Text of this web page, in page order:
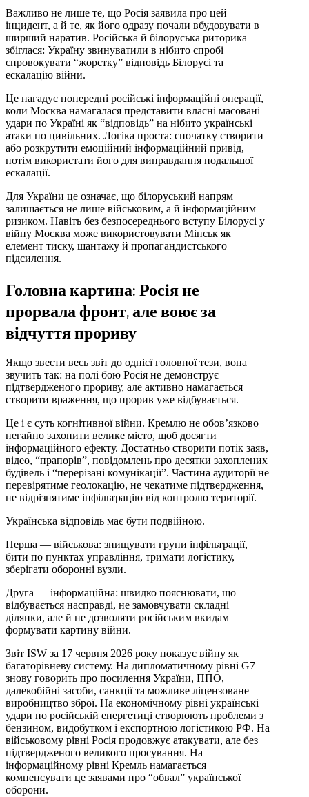
Важливо не лише те, що Росія заявила про цей
інцидент, а й те, як його одразу почали вбудовувати в
ширший наратив. Російська й білоруська риторика
збіглася: Україну звинуватили в нібито спробі
спровокувати “жорстку” відповідь Білорусі та
ескалацію війни.
Це нагадує попередні російські інформаційні операції,
коли Москва намагалася представити власні масовані
удари по Україні як “відповідь” на нібито українські
атаки по цивільних. Логіка проста: спочатку створити
або розкрутити емоційний інформаційний привід,
потім використати його для виправдання подальшої
ескалації.
Для України це означає, що білоруський напрям
залишається не лише військовим, а й інформаційним
ризиком. Навіть без безпосереднього вступу Білорусі у
війну Москва може використовувати Мінськ як
елемент тиску, шантажу й пропагандистського
підсилення.
Головна картина: Росія не
прорвала фронт, але воює за
відчуття прориву
Якщо звести весь звіт до однієї головної тези, вона
звучить так: на полі бою Росія не демонструє
підтвердженого прориву, але активно намагається
створити враження, що прорив уже відбувається.
Це і є суть когнітивної війни. Кремлю не обов’язково
негайно захопити велике місто, щоб досягти
інформаційного ефекту. Достатньо створити потік заяв,
відео, “прапорів”, повідомлень про десятки захоплених
будівель і “перерізані комунікації”. Частина аудиторії не
перевірятиме геолокацію, не чекатиме підтвердження,
не відрізнятиме інфільтрацію від контролю території.
Українська відповідь має бути подвійною.
Перша — військова: знищувати групи інфільтрації,
бити по пунктах управління, тримати логістику,
зберігати оборонні вузли.
Друга — інформаційна: швидко пояснювати, що
відбувається насправді, не замовчувати складні
ділянки, але й не дозволяти російським вкидам
формувати картину війни.
Звіт ISW за 17 червня 2026 року показує війну як
багаторівневу систему. На дипломатичному рівні G7
знову говорить про посилення України, ППО,
далекобійні засоби, санкції та можливе ліцензоване
виробництво зброї. На економічному рівні українські
удари по російській енергетиці створюють проблеми з
бензином, видобутком і експортною логістикою РФ. На
військовому рівні Росія продовжує атакувати, але без
підтвердженого великого просування. На
інформаційному рівні Кремль намагається
компенсувати це заявами про “обвал” української
оборони.